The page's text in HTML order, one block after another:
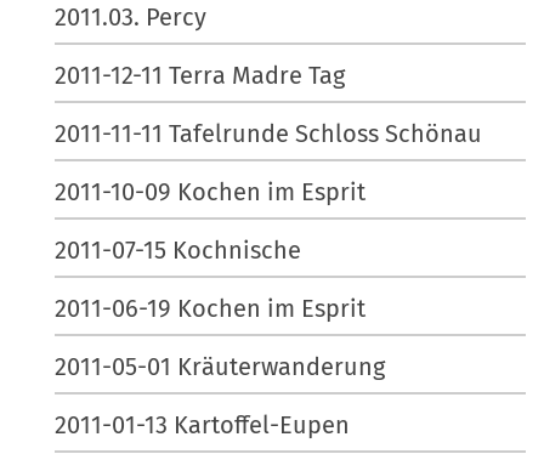
2011.03. Percy
2011-12-11 Terra Madre Tag
2011-11-11 Tafelrunde Schloss Schönau
2011-10-09 Kochen im Esprit
2011-07-15 Kochnische
2011-06-19 Kochen im Esprit
2011-05-01 Kräuterwanderung
2011-01-13 Kartoffel-Eupen